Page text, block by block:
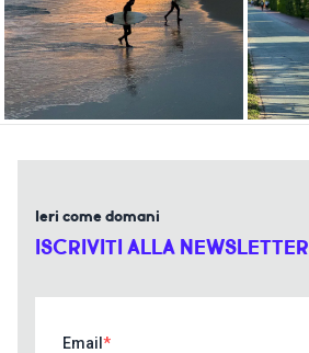
Ieri come domani
ISCRIVITI ALLA NEWSLETTER
Email